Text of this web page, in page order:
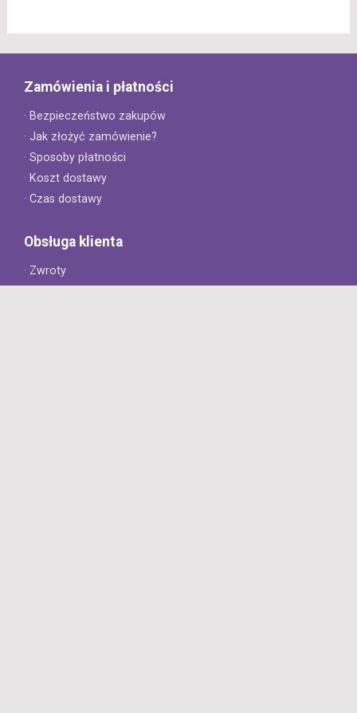
Zamówienia i płatności
· Bezpieczeństwo zakupów
· Jak złożyć zamówienie?
· Sposoby płatności
· Koszt dostawy
· Czas dostawy
Obsługa klienta
· Zwroty